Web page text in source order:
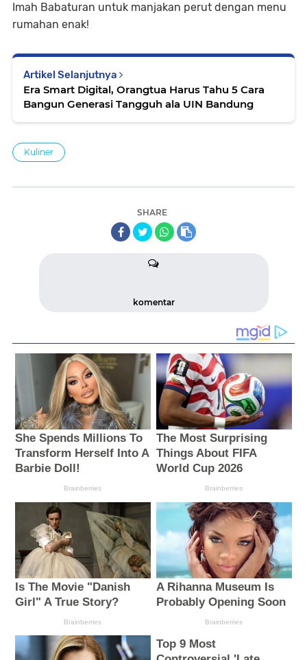
Imah Babaturan untuk manjakan perut dengan menu
rumahan enak!
Artikel Selanjutnya
Era Smart Digital, Orangtua Harus Tahu 5 Cara
Bangun Generasi Tangguh ala UIN Bandung
Kuliner
SHARE
komentar